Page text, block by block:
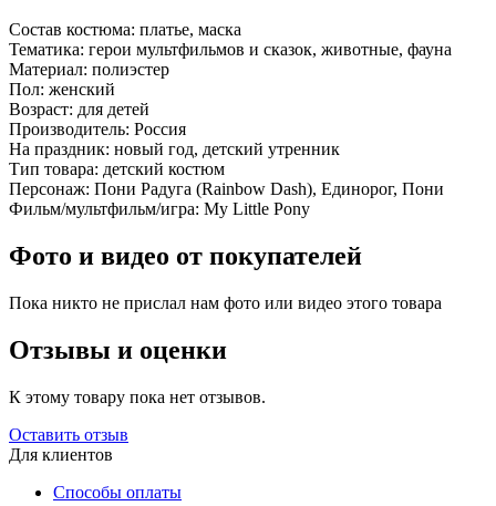
Состав костюма: платье, маска
Тематика: герои мультфильмов и сказок, животные, фауна
Материал: полиэстер
Пол: женский
Возраст: для детей
Производитель: Россия
На праздник: новый год, детский утренник
Тип товара: детский костюм
Персонаж: Пони Радуга (Rainbow Dash), Единорог, Пони
Фильм/мультфильм/игра: My Little Pony
Фото и видео от покупателей
Пока никто не прислал нам фото или видео этого товара
Отзывы и оценки
К этому товару пока нет отзывов.
Оставить отзыв
Для клиентов
Способы оплаты